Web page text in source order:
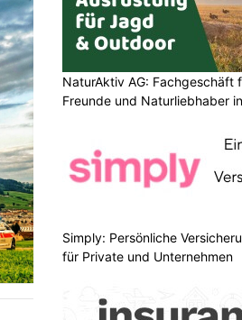
NaturAktiv AG: Fachgeschäft
Freunde und Naturliebhaber
Simply: Persönliche
für Private und Unternehmen